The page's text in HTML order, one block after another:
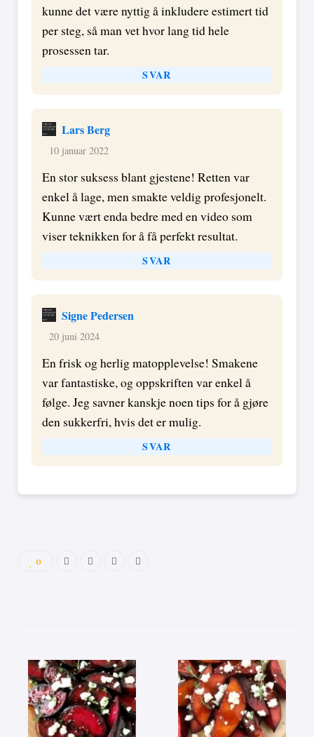
kunne det være nyttig å inkludere estimert tid
per steg, så man vet hvor lang tid hele
prosessen tar.
SVAR
Lars Berg
10 januar 2022
En stor suksess blant gjestene! Retten var
enkel å lage, men smakte veldig profesjonelt.
Kunne vært enda bedre med en video som
viser teknikken for å få perfekt resultat.
SVAR
Signe Pedersen
20 juni 2024
En frisk og herlig matopplevelse! Smakene
var fantastiske, og oppskriften var enkel å
følge. Jeg savner kanskje noen tips for å gjøre
den sukkerfri, hvis det er mulig.
SVAR
0